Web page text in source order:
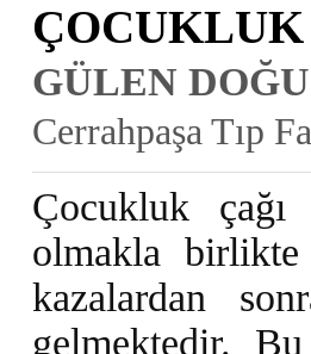
GÜLEN
Cerrahpaşa Tıp
Çocukluk
olmakla
kazalardan
gelmektedir.